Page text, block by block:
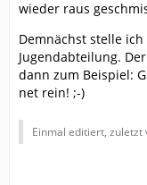
wieder raus
Demnächst stelle
Jugendabteilung.
dann zum Beispiel:
net rein! ;-)
Einmal editiert, zuletzt